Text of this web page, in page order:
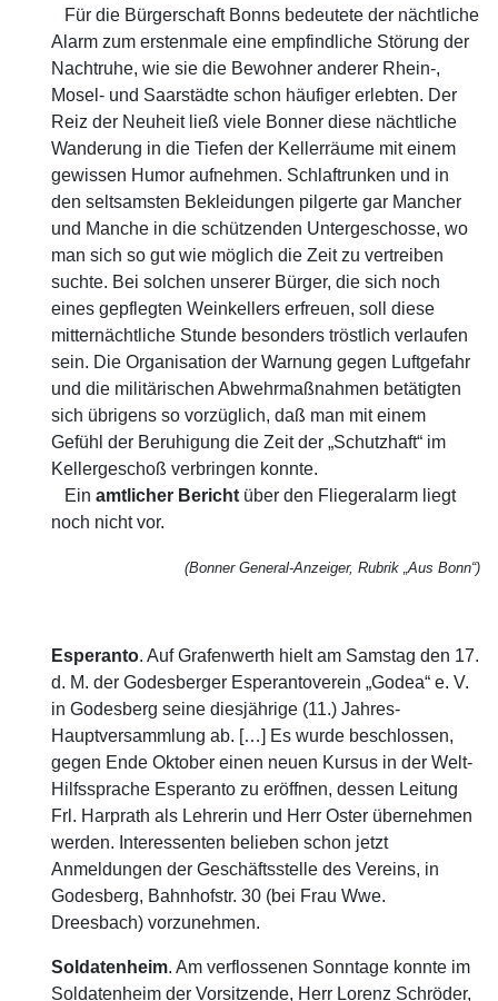
Für die Bürgerschaft Bonns bedeutete der nächtliche
Alarm zum erstenmale eine empfindliche Störung der
Nachtruhe, wie sie die Bewohner anderer Rhein-,
Mosel- und Saarstädte schon häufiger erlebten. Der
Reiz der Neuheit ließ viele Bonner diese nächtliche
Wanderung in die Tiefen der Kellerräume mit einem
gewissen Humor aufnehmen. Schlaftrunken und in
den seltsamsten Bekleidungen pilgerte gar Mancher
und Manche in die schützenden Untergeschosse, wo
man sich so gut wie möglich die Zeit zu vertreiben
suchte. Bei solchen unserer Bürger, die sich noch
eines gepflegten Weinkellers erfreuen, soll diese
mitternächtliche Stunde besonders tröstlich verlaufen
sein. Die Organisation der Warnung gegen Luftgefahr
und die militärischen Abwehrmaßnahmen betätigten
sich übrigens so vorzüglich, daß man mit einem
Gefühl der Beruhigung die Zeit der „Schutzhaft“ im
Kellergeschoß verbringen konnte.
Ein amtlicher Bericht über den Fliegeralarm liegt
noch nicht vor.
(Bonner General-Anzeiger, Rubrik „Aus Bonn“)
Esperanto. Auf Grafenwerth hielt am Samstag den 17.
d. M. der Godesberger Esperantoverein „Godea“ e. V.
in Godesberg seine diesjährige (11.) Jahres-
Hauptversammlung ab. […] Es wurde beschlossen,
gegen Ende Oktober einen neuen Kursus in der Welt-
Hilfssprache Esperanto zu eröffnen, dessen Leitung
Frl. Harprath als Lehrerin und Herr Oster übernehmen
werden. Interessenten belieben schon jetzt
Anmeldungen der Geschäftsstelle des Vereins, in
Godesberg, Bahnhofstr. 30 (bei Frau Wwe.
Dreesbach) vorzunehmen.
Soldatenheim. Am verflossenen Sonntage konnte im
Soldatenheim der Vorsitzende, Herr Lorenz Schröder,